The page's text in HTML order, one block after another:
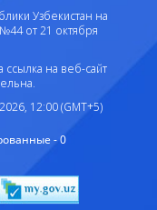
Узбекистан на
от 21 октября
ссылка на веб-сайт
12:00 (GMT+5)
- 0